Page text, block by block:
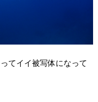
てイイ被写体になって